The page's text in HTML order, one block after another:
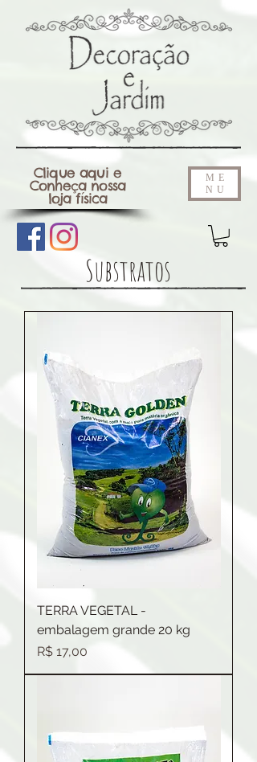
Clique aqui e
Conheça nossa
loja física
ME
NU
Substratos
TERRA VEGETAL -
embalagem grande 20 kg
Preço
R$ 17,00